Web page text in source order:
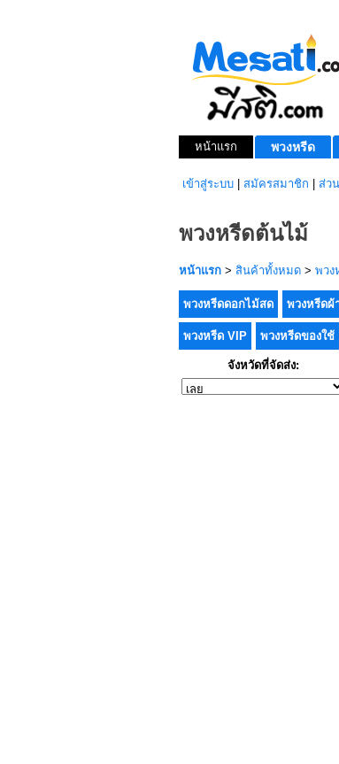
หน้าแรก พวงหรีด
เข้าสู่ระบบ สมัครสมาชิก ส่ว
พวงหรีดต้นไม้
หน้าแรก > สินค้าทั้งหมด > พวง
พวงหรีดดอกไม้สด พวงหรีดผ้
พวงหรีด VIP พวงหรีดของใช้
จังหวัดที่จัดส่ง: